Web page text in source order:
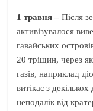
1 травня –Після
активізувалося
гавайських
20 тріщин, через
газів, наприклад
витікає з
неподалік від